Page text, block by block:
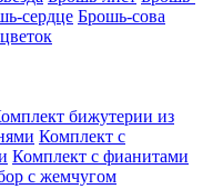
сердце Брошь-сова
бижутерии из
Комплект с
Комплект с фианитами
с жемчугом